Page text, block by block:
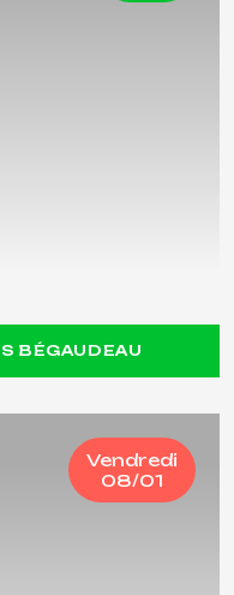
BÉGAUDEAU
Vendredi
08/01